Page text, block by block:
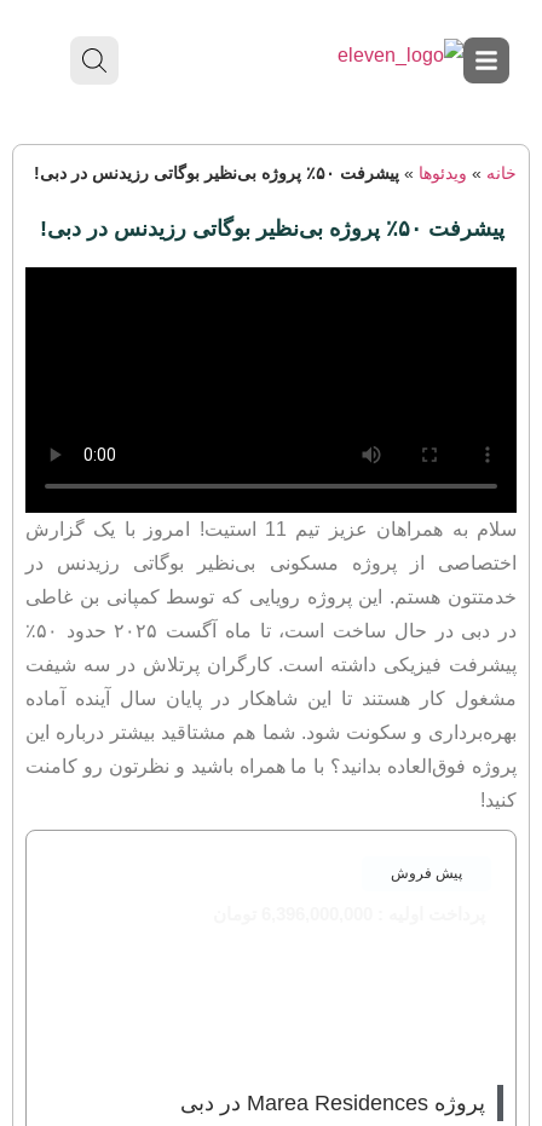
خانه » ویدئوها » پیشرفت ۵۰٪ پروژه بی‌نظیر بوگاتی رزیدنس در دبی!
پیشرفت ۵۰٪ پروژه بی‌نظیر بوگاتی رزیدنس در دبی!
سلام به همراهان عزیز تیم 11 استیت! امروز با یک گزارش
اختصاصی از پروژه مسکونی بی‌نظیر بوگاتی رزیدنس در
خدمتتون هستم. این پروژه رویایی که توسط کمپانی بن غاطی
در دبی در حال ساخت است، تا ماه آگست ۲۰۲۵ حدود ۵۰٪
پیشرفت فیزیکی داشته است. کارگران پرتلاش در سه شیفت
مشغول کار هستند تا این شاهکار در پایان سال آینده آماده
بهره‌برداری و سکونت شود. شما هم مشتاقید بیشتر درباره این
پروژه فوق‌العاده بدانید؟ با ما همراه باشید و نظرتون رو کامنت
کنید!
پیش فروش
پروژه Marea Residences در دبی